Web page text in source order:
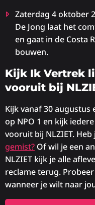
Zaterdag 4 oktober
De Jong laat het
en gaat in de Costa
bouwen.
Kijk Ik Vertrek
vooruit bij
Kijk vanaf 30 augustus
op NPO 1 en kijk
vooruit bij NLZIET.
gemist? Of wil je een
NLZIET kijk je alle
reclame terug.
wanneer je wilt naar